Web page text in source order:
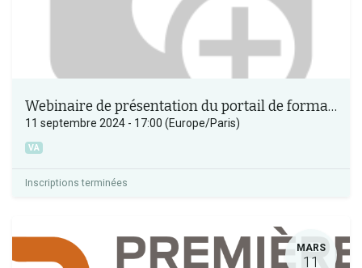
Webinaire de présentation du portail de formation des bénévoles Occitanie
11 septembre 2024 - 17:00 (Europe/Paris)
VA
Inscriptions terminées
MARS
11